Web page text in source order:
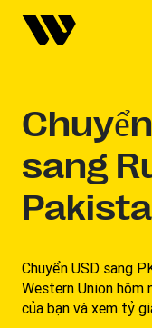
Chuyển
sang
Chuyển USD sang
Western Union hôm
của bạn và xem tỷ